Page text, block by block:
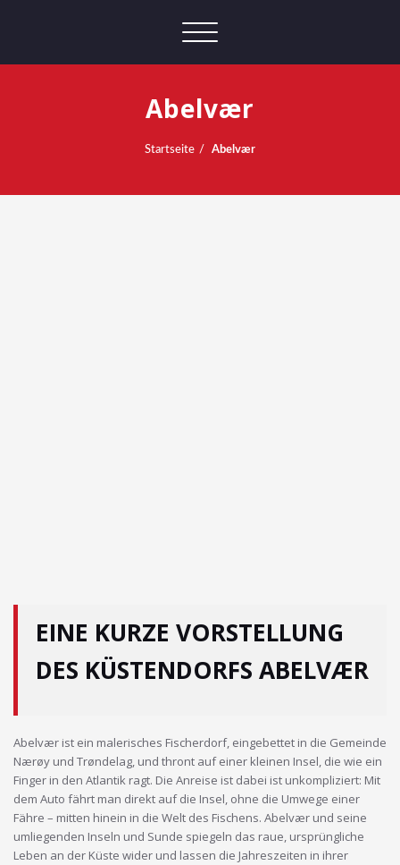
Schalte
Abelvær
Startseite Abelvær
EINE KURZE VORSTELLUNG
DES KÜSTENDORFS ABELVÆR
Abelvær ist ein malerisches Fischerdorf, eingebettet in die Gemeinde
Nærøy und Trøndelag, und thront auf einer kleinen Insel, die wie ein
Finger in den Atlantik ragt. Die Anreise ist dabei ist unkompliziert: Mit
dem Auto fährt man direkt auf die Insel, ohne die Umwege einer
Fähre – mitten hinein in die Welt des Fischens. Abelvær und seine
umliegenden Inseln und Sunde spiegeln das raue, ursprüngliche
Leben an der Küste wider und lassen die Jahreszeiten in ihrer